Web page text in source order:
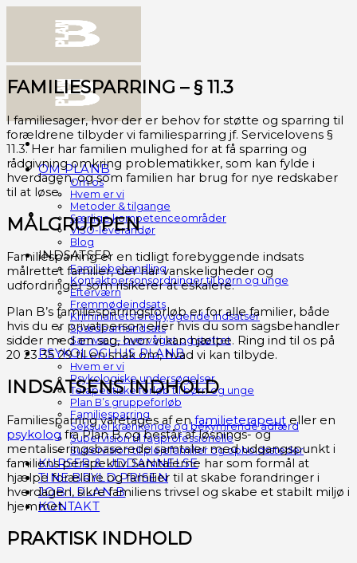
OM PLANB
Om os
Hvem er vi
Metoder & tilgange
Særlige kompetenceområder
VISO-leverandør
Blog
INDSATSER
Familiebehandling
Kontaktpersonsordninger til børn og unge
Efterværn
Fremmødeindsats
Kriminalitetsforebyggende indsatser
Spædbarnsindsats
Samvær – overvåget og støttet
PSYKOLOGHUS PLANB
Hvem er vi
Psykologiske undersøgelser
Terapeutiske forløb til børn og unge
Plan B’s gruppeforløb
Familiesparring
Seksuel krænkende og bekymrende adfærd
Supervision til fagprofessionelle
Supervision til plejefamilier og opholdssteder
KURSER & UDDANNELSE
TINE BRYLD PRISEN
JOB I PLAN B
KONTAKT
FAMILIESPARRING – § 11.3
I familiesager, hvor der er behov for støtte og sparring til
forældrene tilbyder vi familiesparring jf. Servicelovens §
11.3. Her har familien mulighed for at få sparring og
rådgivning omkring problematikker, som kan fylde i
hverdagen, og som familien har brug for nye redskaber
til at løse.
MÅLGRUPPEN
Familiesparring er en tidligt forebyggende indsats
målrettet familier, der har vanskeligheder og
udfordringer som risikerer at eskalere.
Plan B’s familiesparringsforløb er for alle familier, både
hvis du er privatperson eller hvis du som sagsbehandler
sidder med en sag, hvor vi kan hjælpe. Ring ind til os på
20 23 35 29 til en snak om, hvad vi kan tilbyde.
INDSATSENS INDHOLD
Familiesparring varetages af enfamilieterapeut eller en
psykolog fra Plan B og består af løsnings- og
mentaliseringsbaserede samtaler med udgangspunkt i
familiens perspektiv. Samtalerne har som formål at
hjælpe forældre og familier til at skabe forandringer i
hverdagen, sikre familiens trivsel og skabe et stabilt miljø i
hjemmet.
PRAKTISK INDHOLD